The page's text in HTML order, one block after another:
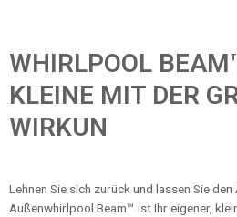
WHIRLPOOL
KLEINE MIT DER
WIRKUN
Lehnen Sie sich zurück und lassen Sie
Außenwhirlpool Beam™ ist Ihr eigener,